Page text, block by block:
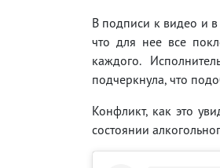
В подписи к видео и в
что для нее все
каждого.
подчеркнула, что
Конфликт, как это
состоянии